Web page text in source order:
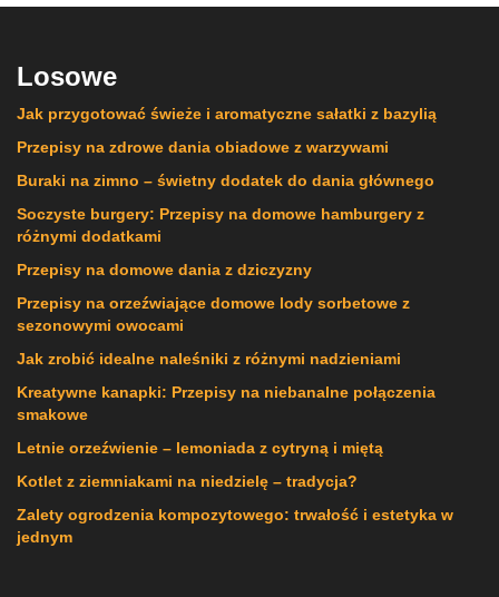
Losowe
Jak przygotować świeże i aromatyczne sałatki z bazylią
Przepisy na zdrowe dania obiadowe z warzywami
Buraki na zimno – świetny dodatek do dania głównego
Soczyste burgery: Przepisy na domowe hamburgery z
różnymi dodatkami
Przepisy na domowe dania z dziczyzny
Przepisy na orzeźwiające domowe lody sorbetowe z
sezonowymi owocami
Jak zrobić idealne naleśniki z różnymi nadzieniami
Kreatywne kanapki: Przepisy na niebanalne połączenia
smakowe
Letnie orzeźwienie – lemoniada z cytryną i miętą
Kotlet z ziemniakami na niedzielę – tradycja?
Zalety ogrodzenia kompozytowego: trwałość i estetyka w
jednym